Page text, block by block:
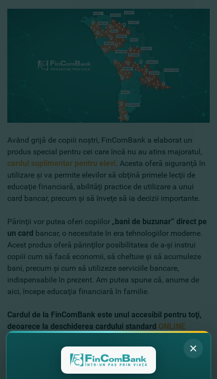
Având grijă de copiii noştri, FinComBank a elaborat un
produs special pentru cei care încă nu au atins majoratul,
cardul suplimentar pentru elevi. Acesta oferă siguranţă în
utilizare şi va permite elevilor să obţină primele lecţii de
educaţie financiară, abilităţi practice de utilizare a unui
card bancar, precum şi să înveţe să ia decizii importante.
Părinţii vor putea oferi copiilor „ bani de buzunar” direct pe
un card bancar, o necesitate în era tehnologiilor moderne.
Acest produs oferă părinţilor posibilitatea de a-şi instrui
copiii cum să facă economii, să cheltuie şi să acumuleze
bani, precum şi cum să utilizeze serviciile bancare,
indispensabile în prezent. Am putea spune că, anume de
aici, începe educaţia financiară în familie.
Cardul de la FinComBank este unul accesibil pentru toţi,
deoarece la deschiderea cardului standard ONLINE
emiterea cardului pentru părinte
emiterea cardului suplimentar pentru elev
deservirea lunară a cardului pentru elev -